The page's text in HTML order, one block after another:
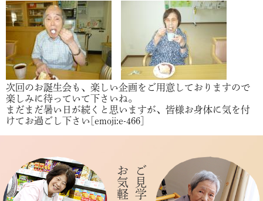
次回のお誕生会も、楽しい企画をご用意しておりますので
楽しみに待っていて下さいね。
まだまだ暑い日が続くと思いますが、皆様お身体に気を付
けてお過ごし下さい[emoji:e-466]